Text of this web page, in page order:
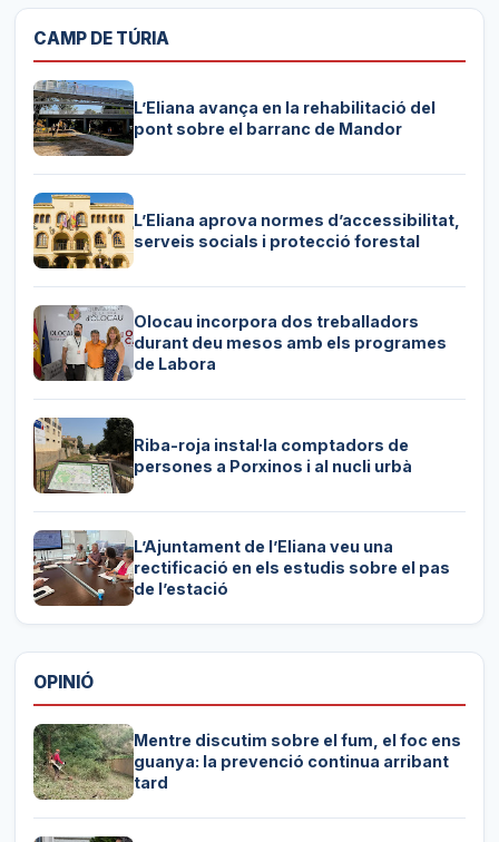
CAMP DE TÚRIA
L’Eliana avança en la rehabilitació del
pont sobre el barranc de Mandor
L’Eliana aprova normes d’accessibilitat,
serveis socials i protecció forestal
Olocau incorpora dos treballadors
durant deu mesos amb els programes
de Labora
Riba-roja instal·la comptadors de
persones a Porxinos i al nucli urbà
L’Ajuntament de l’Eliana veu una
rectificació en els estudis sobre el pas
de l’estació
OPINIÓ
Mentre discutim sobre el fum, el foc ens
guanya: la prevenció continua arribant
tard